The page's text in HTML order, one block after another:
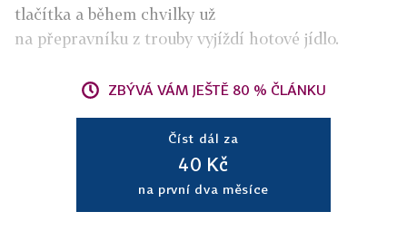
tlačítka a během chvilky už
na přepravníku z trouby vyjíždí hotové jídlo.
ZBÝVÁ VÁM JEŠTĚ 80 % ČLÁNKU
Číst dál za
40 Kč
na první dva měsíce